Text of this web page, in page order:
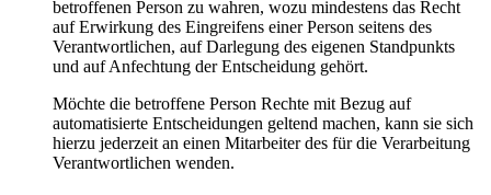
betroffenen Person zu wahren, wozu mindestens das Recht
auf Erwirkung des Eingreifens einer Person seitens des
Verantwortlichen, auf Darlegung des eigenen Standpunkts
und auf Anfechtung der Entscheidung gehört.
Möchte die betroffene Person Rechte mit Bezug auf
automatisierte Entscheidungen geltend machen, kann sie sich
hierzu jederzeit an einen Mitarbeiter des für die Verarbeitung
Verantwortlichen wenden.